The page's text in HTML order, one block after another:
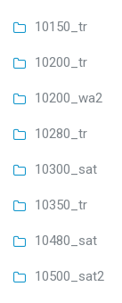
10150_tr
10200_tr
10200_wa2
10280_tr
10300_sat
10350_tr
10480_sat
10500_sat2